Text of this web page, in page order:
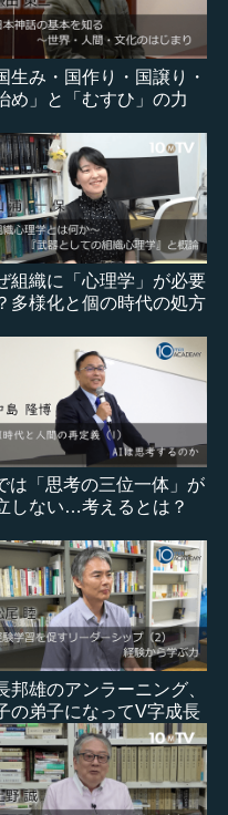
生み・国作り・国譲り・
め」と「むすひ」の力
組織に「心理学」が必要
多様化と個の時代の処方
は「思考の三位一体」が
しない…考えるとは？
邦雄のアンラーニング、
の弟子になってV字成長